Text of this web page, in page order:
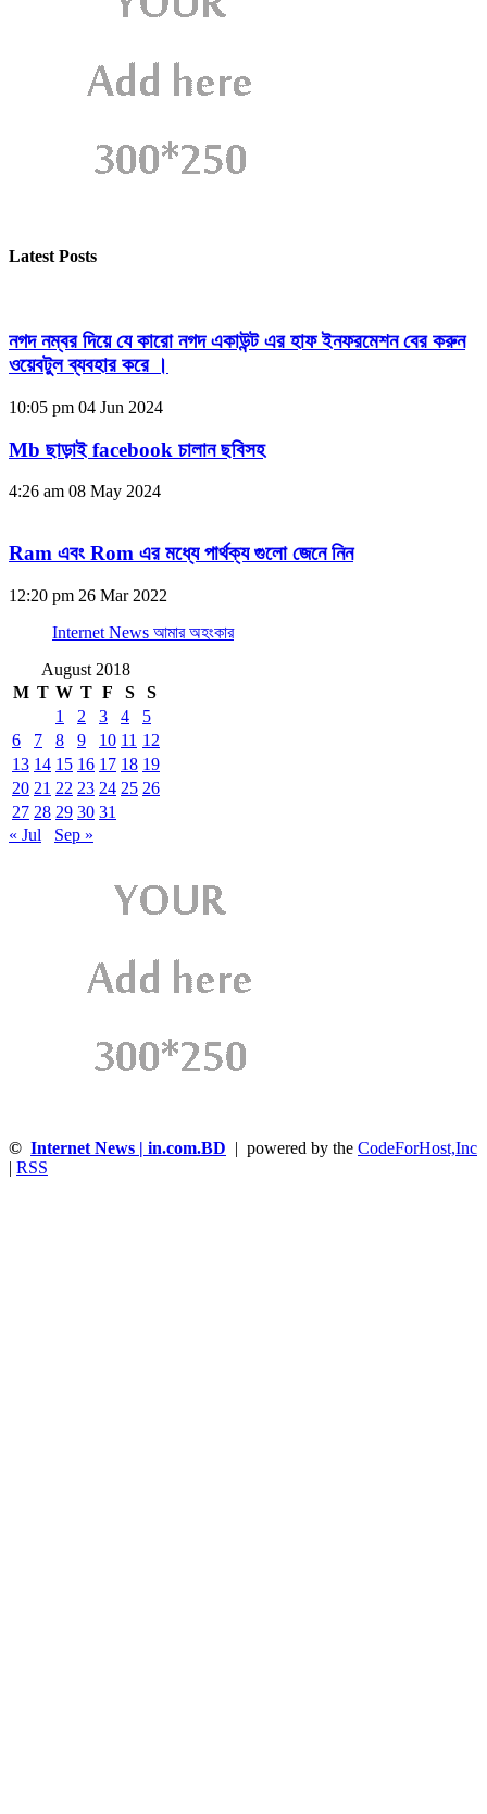
Latest Posts
নগদ নম্বর দিয়ে যে কারো নগদ একাউন্ট এর হাফ ইনফরমেশন বের করুন
ওয়েবটুল ব্যবহার করে ।
10:05 pm 04 Jun 2024
Mb ছাড়াই facebook চালান ছবিসহ
4:26 am 08 May 2024
Ram এবং Rom এর মধ্যে পার্থক্য গুলো জেনে নিন
12:20 pm 26 Mar 2022
Internet News আমার অহংকার
August 2018
M T W T F S
S
1
2 3 4
5
6
7 8 9 10 11 12
13 14 15 16 17 18 19
20 21 22 23 24 25 26
27 28 29 30 31
« Jul
Sep »
© Internet News | in.com.BD | powered by the CodeForHost,Inc
| RSS